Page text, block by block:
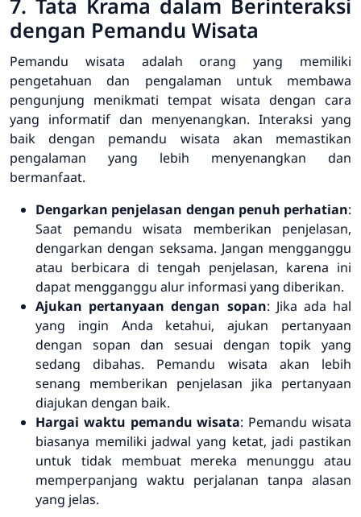
dengan Pemandu Wisata
Pemandu wisata adalah orang yang memiliki
pengetahuan dan pengalaman untuk membawa
pengunjung menikmati tempat wisata dengan cara
yang informatif dan menyenangkan. Interaksi yang
baik dengan pemandu wisata akan memastikan
pengalaman yang lebih menyenangkan dan
bermanfaat.
Dengarkan penjelasan dengan penuh perhatian:
Saat pemandu wisata memberikan penjelasan,
dengarkan dengan seksama. Jangan mengganggu
atau berbicara di tengah penjelasan, karena ini
dapat mengganggu alur informasi yang diberikan.
Ajukan pertanyaan dengan sopan: Jika ada hal
yang ingin Anda ketahui, ajukan pertanyaan
dengan sopan dan sesuai dengan topik yang
sedang dibahas. Pemandu wisata akan lebih
senang memberikan penjelasan jika pertanyaan
diajukan dengan baik.
Hargai waktu pemandu wisata: Pemandu wisata
biasanya memiliki jadwal yang ketat, jadi pastikan
untuk tidak membuat mereka menunggu atau
memperpanjang waktu perjalanan tanpa alasan
yang jelas.